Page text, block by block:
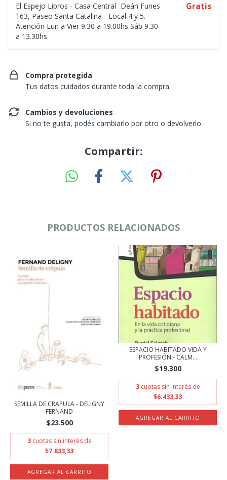
El Espejo Libros - Casa Central Deán Funes
163, Paseo Santa Catalina - Local 4 y 5.
Atención Lun a Vier 9.30 a 19.00hs Sáb 9.30
a 13.30hs
Gratis
Compra protegida
Tus datos cuidados durante toda la compra.
Cambios y devoluciones
Si no te gusta, podés cambiarlo por otro o devolverlo.
Compartir:
PRODUCTOS RELACIONADOS
SEMILLA DE CRAPULA - DELIGNY
FERNAND
$23.500
3 cuotas sin interés de
$7.833,33
ESPACIO HABITADO VIDA Y
PROFESIÓN - CALM...
$19.300
3 cuotas sin interés de
$6.433,33